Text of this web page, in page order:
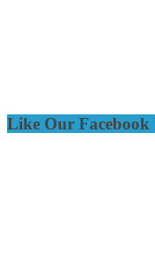
Like Our Facebook